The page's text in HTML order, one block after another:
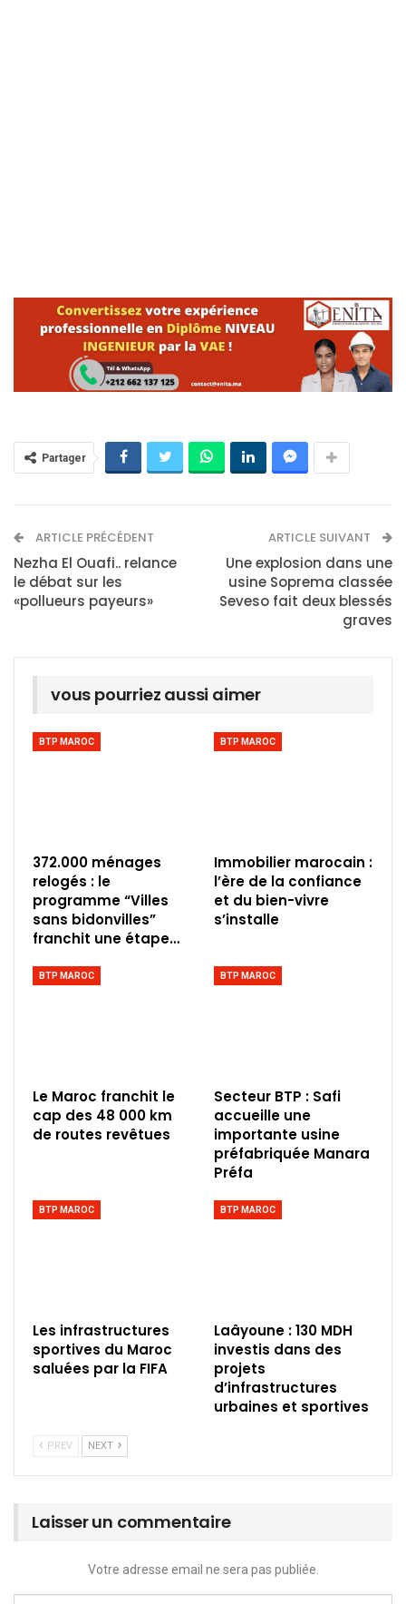
Partager
ARTICLE PRÉCÉDENT
Nezha El Ouafi.. relance
le débat sur les
«pollueurs payeurs»
ARTICLE SUIVANT
Une explosion dans une
usine Soprema classée
Seveso fait deux blessés
graves
vous pourriez aussi aimer
BTP MAROC
372.000 ménages
relogés : le
programme “Villes
sans bidonvilles”
franchit une étape…
BTP MAROC
Immobilier marocain :
l’ère de la confiance
et du bien-vivre
s’installe
BTP MAROC
Le Maroc franchit le
cap des 48 000 km
de routes revêtues
BTP MAROC
Secteur BTP : Safi
accueille une
importante usine
préfabriquée Manara
Préfa
BTP MAROC
Les infrastructures
sportives du Maroc
saluées par la FIFA
BTP MAROC
Laâyoune : 130 MDH
investis dans des
projets
d’infrastructures
urbaines et sportives
PREV NEXT
Laisser un commentaire
Votre adresse email ne sera pas publiée.